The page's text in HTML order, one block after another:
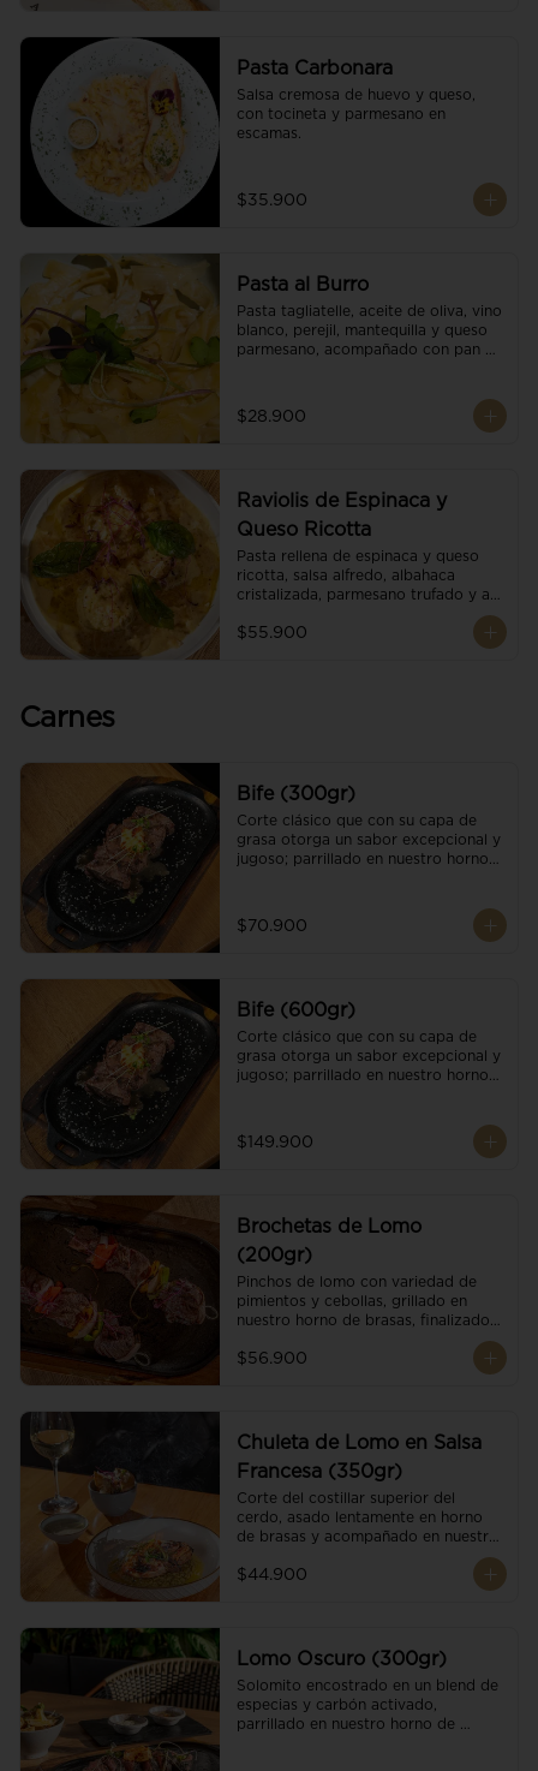
Pasta Carbonara
Salsa cremosa de huevo y queso,
con tocineta y parmesano en
escamas.
$35.900
Pasta al Burro
Pasta tagliatelle, aceite de oliva, vino
blanco, perejil, mantequilla y queso
parmesano, acompañado con pan
$28.900
Raviolis de Espinaca y
Queso Ricotta
Pasta rellena de espinaca y queso
ricotta, salsa alfredo, albahaca
cristalizada, parmesano trufado y ajo
$55.900
Carnes
Bife (300gr)
Corte clásico que con su capa de
grasa otorga un sabor excepcional y
jugoso; parrillado en nuestro horno
cristales de sal y mantequilla de ajo
y pimientos. Una guarnición a
$70.900
Bife (600gr)
Corte clásico que con su capa de
grasa otorga un sabor excepcional y
jugoso; parrillado en nuestro horno
cristales de sal y mantequilla de ajo
y pimientos. Dos guarniciones a
$149.900
Brochetas de Lomo
(200gr)
Pinchos de lomo con variedad de
pimientos y cebollas, grillado en
nuestro horno de brasas, finalizado
con cristales de sal. Acompañado de
salsa criolla.
$56.900
Chuleta de Lomo en Salsa
Francesa (350gr)
Corte del costillar superior del
cerdo, asado lentamente en horno
de brasas y acompañado en nuestra
$44.900
Lomo Oscuro (300gr)
Solomito encostrado en un blend de
especias y carbón activado,
parrillado en nuestro horno de